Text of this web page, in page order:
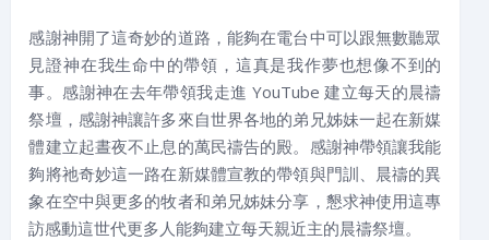
感謝神開了這奇妙的道路，能夠在電台中可以跟無數聽眾
見證神在我生命中的帶領，這真是我作夢也想像不到的
事。感謝神在去年帶領我走進 YouTube 建立每天的晨禱
祭壇，感謝神讓許多來自世界各地的弟兄姊妹一起在新媒
體建立起晝夜不止息的萬民禱告的殿。感謝神帶領讓我能
夠將祂奇妙這一路在新媒體宣教的帶領與門訓、晨禱的異
象在空中與更多的牧者和弟兄姊妹分享，懇求神使用這專
訪感動這世代更多人能夠建立每天親近主的晨禱祭壇。